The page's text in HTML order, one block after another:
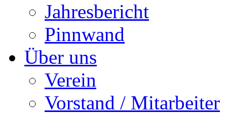
Jahresbericht
Pinnwand
Über uns
Verein
Vorstand / Mitarbeiter